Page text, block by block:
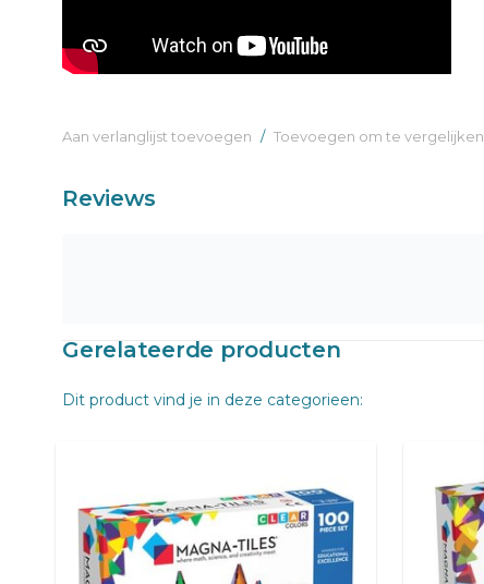
Aan verlanglijst toevoegen / Toevoegen om te vergelijken
Reviews
Gerelateerde producten
Dit product vind je in deze categorieen: